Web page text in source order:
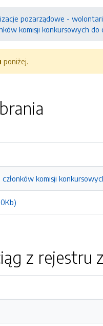
pozarządowe -
komisji konkursowych
poniżej.
komisji
z rejestru